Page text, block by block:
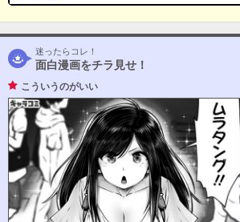
迷ったらコレ！
面白漫画をチラ見せ！
こういうのがいい